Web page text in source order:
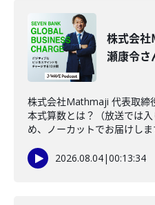
株式会
瀬康令
株式会社Mathmaji 代表取締
本式算数とは？（放送では
め、ノーカットでお届けしま
2026.08.04|00:13:34